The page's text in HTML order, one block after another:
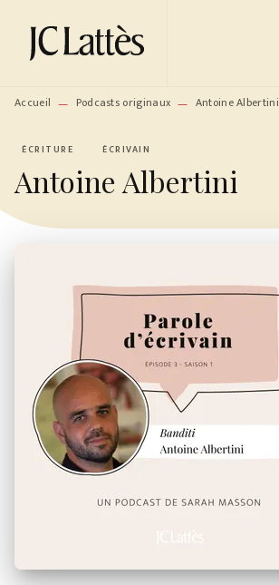
MENU RECHERCHE
PIED DE PAGE
Accueil — Podcasts originaux — Antoine Albertini
ÉCRITURE ÉCRIVAIN
Antoine Albertini